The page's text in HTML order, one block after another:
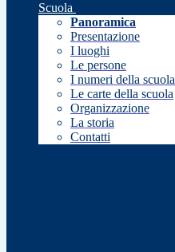
Scuola
Panoramica
Presentazione
I luoghi
Le persone
I numeri della scuola
Le carte della scuola
Organizzazione
La storia
Contatti